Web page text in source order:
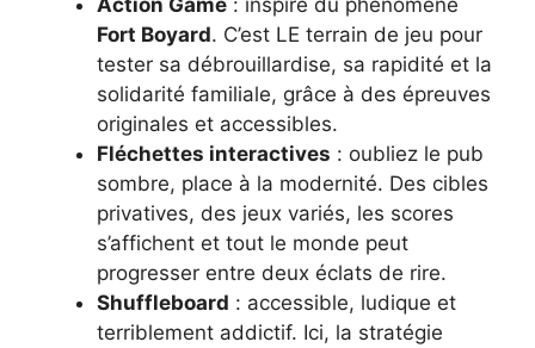
Fort Boyard. C’est LE terrain de jeu pour
tester sa débrouillardise, sa rapidité et la
solidarité familiale, grâce à des épreuves
originales et accessibles.
Fléchettes interactives : oubliez le pub
sombre, place à la modernité. Des cibles
privatives, des jeux variés, les scores
s’affichent et tout le monde peut
progresser entre deux éclats de rire.
Shuffleboard : accessible, ludique et
terriblement addictif. Ici, la stratégie